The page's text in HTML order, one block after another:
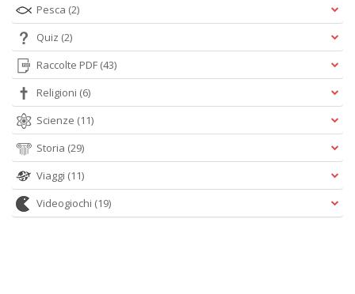
Pesca (2)
Quiz (2)
Raccolte PDF (43)
Religioni (6)
Scienze (11)
Storia (29)
Viaggi (11)
Videogiochi (19)